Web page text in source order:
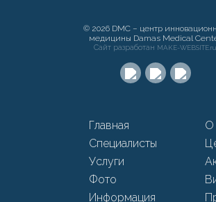
© 2026 DMC – центр
медицины Damas Medical
Сайт разработан MAKE-WEBSITE.ru
Главная
О
Специалисты
Услуги
Фото
Информация